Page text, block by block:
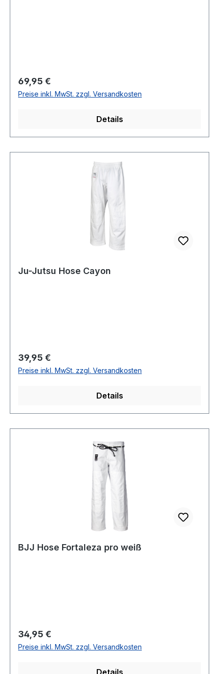
Regulärer Preis:
69,95 €
Preise inkl. MwSt. zzgl. Versandkosten
Details
Ju-Jutsu Hose Cayon
Regulärer Preis:
39,95 €
Preise inkl. MwSt. zzgl. Versandkosten
Details
BJJ Hose Fortaleza pro weiß
Regulärer Preis:
34,95 €
Preise inkl. MwSt. zzgl. Versandkosten
Details